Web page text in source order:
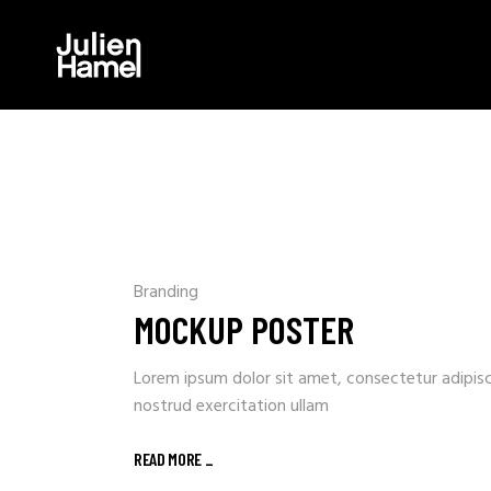
Branding
MOCKUP POSTER
Lorem ipsum dolor sit amet, consectetur
nostrud exercitation ullam
READ MORE _